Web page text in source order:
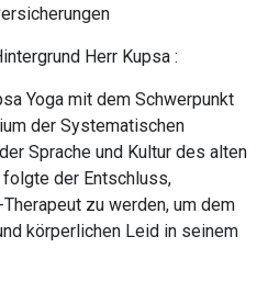
Herr Kupsa :
Yoga mit dem Schwerpunkt
der Systematischen
Sprache und Kultur des alten
der Entschluss,
zu werden, um dem
körperlichen Leid in seinem